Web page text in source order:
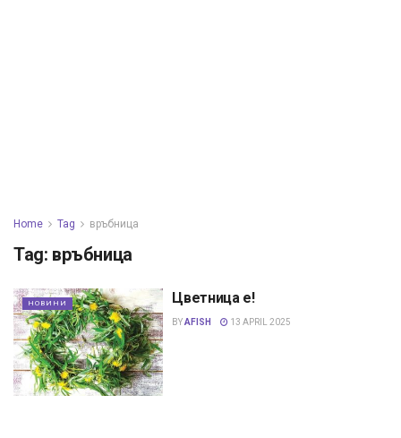
Home Tag връбница
Tag: връбница
НОВИНИ Цветница е!
BYAFISH 13 APRIL 2025